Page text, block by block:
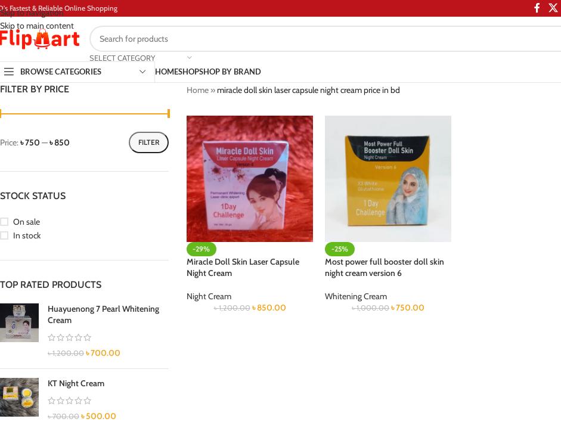
Skip to navigation
Skip to main content
Fastest & Reliable Online Shopping
SELECT CATEGORY
BROWSE CATEGORIES
HOMESHOPSHOP BY BRAND
FILTER BY PRICE
FILTER
Price:৳ 750 —৳ 850
STOCK STATUS
On sale
In stock
TOP RATED PRODUCTS
Huayuenong 7 Pearl Whitening
Cream
৳1,200.00 ৳700.00
KT Night Cream
৳700.00 ৳500.00
Home»miracle doll skin laser capsule night cream price in bd
-29%
Miracle Doll Skin Laser Capsule
Night Cream
Night Cream
৳1,200.00 ৳850.00
-25%
Most power full booster doll skin
night cream version 6
Whitening Cream
৳1,000.00 ৳750.00